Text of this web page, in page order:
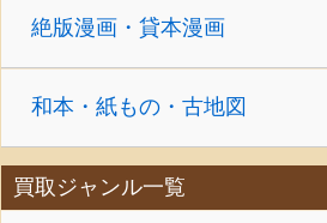
絶版漫画・貸本漫画
和本・紙もの・古地図
買取ジャンル一覧